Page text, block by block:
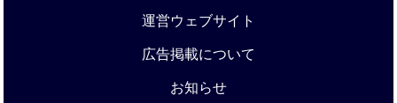
運営ウェブサイト
広告掲載について
お知らせ